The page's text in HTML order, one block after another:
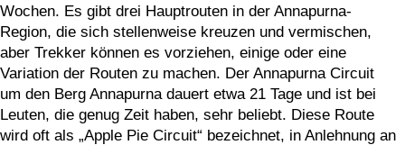
Wochen. Es gibt drei Hauptrouten in der Annapurna-
Region, die sich stellenweise kreuzen und vermischen,
aber Trekker können es vorziehen, einige oder eine
Variation der Routen zu machen. Der Annapurna Circuit
um den Berg Annapurna dauert etwa 21 Tage und ist bei
Leuten, die genug Zeit haben, sehr beliebt. Diese Route
wird oft als „Apple Pie Circuit“ bezeichnet, in Anlehnung an